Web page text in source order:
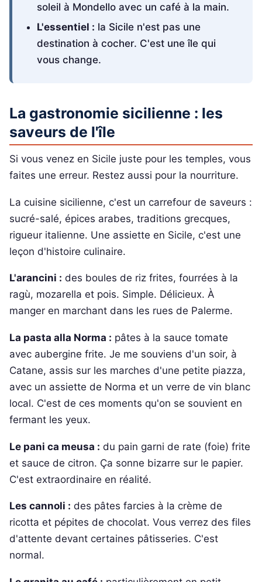
soleil à Mondello avec un café à la main.
L'essentiel : la Sicile n'est pas une
destination à cocher. C'est une île qui
vous change.
La gastronomie sicilienne : les
saveurs de l'île
Si vous venez en Sicile juste pour les temples, vous
faites une erreur. Restez aussi pour la nourriture.
La cuisine sicilienne, c'est un carrefour de saveurs :
sucré-salé, épices arabes, traditions grecques,
rigueur italienne. Une assiette en Sicile, c'est une
leçon d'histoire culinaire.
L'arancini : des boules de riz frites, fourrées à la
ragù, mozarella et pois. Simple. Délicieux. À
manger en marchant dans les rues de Palerme.
La pasta alla Norma : pâtes à la sauce tomate
avec aubergine frite. Je me souviens d'un soir, à
Catane, assis sur les marches d'une petite piazza,
avec un assiette de Norma et un verre de vin blanc
local. C'est de ces moments qu'on se souvient en
fermant les yeux.
Le pani ca meusa : du pain garni de rate (foie) frite
et sauce de citron. Ça sonne bizarre sur le papier.
C'est extraordinaire en réalité.
Les cannoli : des pâtes farcies à la crème de
ricotta et pépites de chocolat. Vous verrez des files
d'attente devant certaines pâtisseries. C'est
normal.